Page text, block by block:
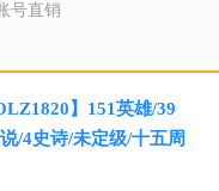
号直销
】151英雄/39
/4史诗/未定级/十五周